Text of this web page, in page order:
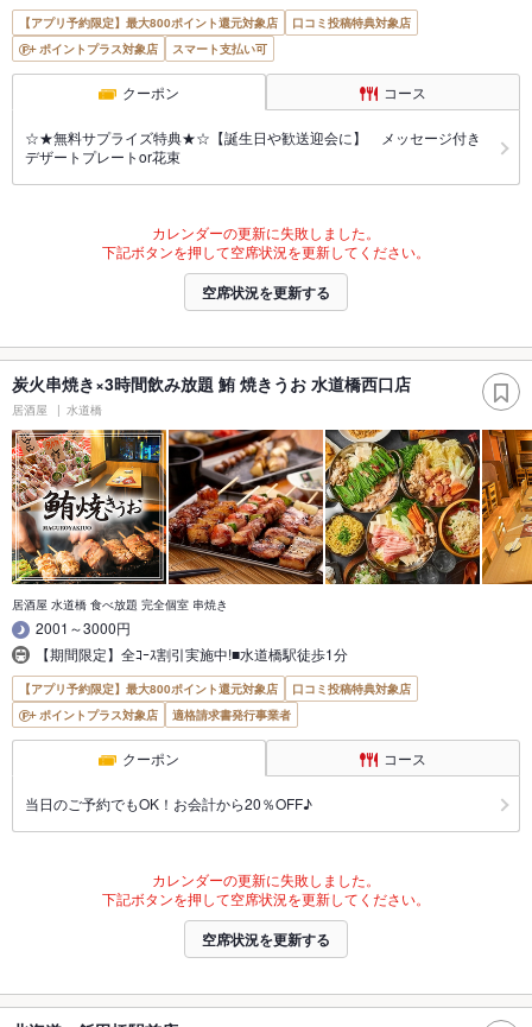
【アプリ予約限定】最大800ポイント還元対象店
口コミ投稿特典対象店
ポイントプラス対象店
スマート支払い可
クーポン コース
☆★無料サプライズ特典★☆【誕生日や歓送迎会に】 メッセージ付き
デザートプレートor花束
カレンダーの更新に失敗しました。
下記ボタンを押して空席状況を更新してください。
空席状況を更新する
炭火串焼き×3時間飲み放題 鮪 焼きうお 水道橋西口店
居酒屋 水道橋
居酒屋 水道橋 食べ放題 完全個室 串焼き
2001～3000円
【期間限定】全ｺｰｽ割引実施中!■水道橋駅徒歩1分
【アプリ予約限定】最大800ポイント還元対象店
口コミ投稿特典対象店
ポイントプラス対象店
適格請求書発行事業者
クーポン コース
当日のご予約でもOK！お会計から20％OFF♪
カレンダーの更新に失敗しました。
下記ボタンを押して空席状況を更新してください。
空席状況を更新する